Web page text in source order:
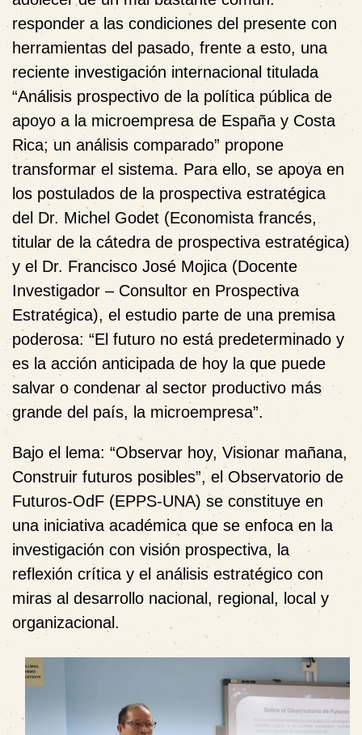
responder a las condiciones del presente con
herramientas del pasado, frente a esto, una
reciente investigación internacional titulada
“Análisis prospectivo de la política pública de
apoyo a la microempresa de España y Costa
Rica; un análisis comparado” propone
transformar el sistema. Para ello, se apoya en
los postulados de la prospectiva estratégica
del Dr. Michel Godet (Economista francés,
titular de la cátedra de prospectiva estratégica)
y el Dr. Francisco José Mojica (Docente
Investigador – Consultor en Prospectiva
Estratégica), el estudio parte de una premisa
poderosa: “El futuro no está predeterminado y
es la acción anticipada de hoy la que puede
salvar o condenar al sector productivo más
grande del país, la microempresa”.
Bajo el lema: “Observar hoy, Visionar mañana,
Construir futuros posibles”, el Observatorio de
Futuros-OdF (EPPS-UNA) se constituye en
una iniciativa académica que se enfoca en la
investigación con visión prospectiva, la
reflexión crítica y el análisis estratégico con
miras al desarrollo nacional, regional, local y
organizacional.